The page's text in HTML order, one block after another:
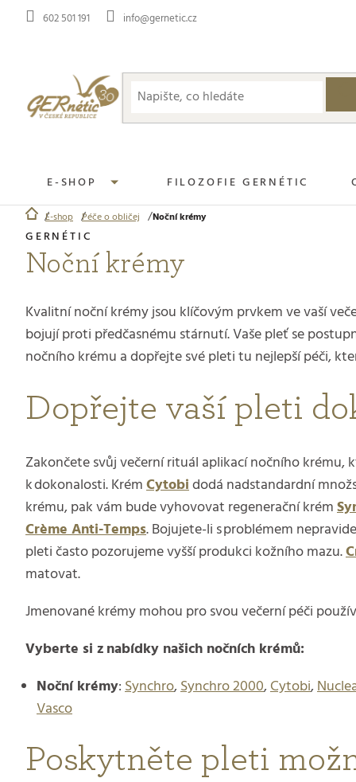
Přejít
602 501 191 info@gernetic.cz
E-SHOP FILOZOFIE GERNÉTIC
Domů
E-shop Péče o obličej Noční krémy
Noční krémy
Kvalitní noční krémy jsou klíčovým prvkem ve vaší
bojují proti předčasnému stárnutí. Vaše pleť se
nočního krému a dopřejte své pleti tu nejlepší péči,
Dopřejte vaší pleti
Zakončete svůj večerní rituál aplikací nočního
k dokonalosti. KrémCytobidodá nadstandardní
krému, pak vám bude vyhovovat regenerační krém
Crème Anti-Temps. Bojujete-li s problémem
pleti často pozorujeme vyšší produkci kožního mazu.
matovat.
Jmenované krémy mohou pro svou večerní péči
Vyberte si z nabídky našich nočních krémů:
Noční krémy:Synchro,Synchro 2000,Cytobi,
Vasco
Poskytněte pleti